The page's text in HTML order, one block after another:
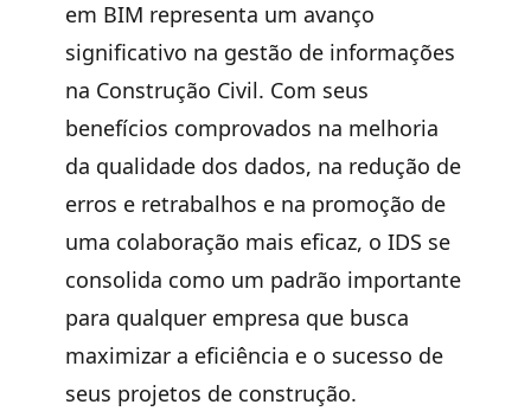
em BIM representa um avanço
significativo na gestão de informações
na Construção Civil. Com seus
benefícios comprovados na melhoria
da qualidade dos dados, na redução de
erros e retrabalhos e na promoção de
uma colaboração mais eficaz, o IDS se
consolida como um padrão importante
para qualquer empresa que busca
maximizar a eficiência e o sucesso de
seus projetos de construção.